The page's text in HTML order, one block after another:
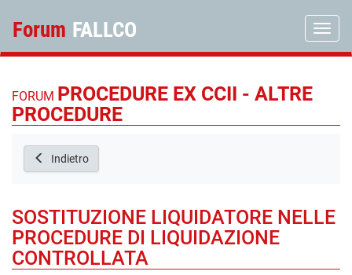
Forum FALLCO
FORUM PROCEDURE EX CCII - ALTRE
PROCEDURE
Indietro
SOSTITUZIONE LIQUIDATORE NELLE
PROCEDURE DI LIQUIDAZIONE
CONTROLLATA